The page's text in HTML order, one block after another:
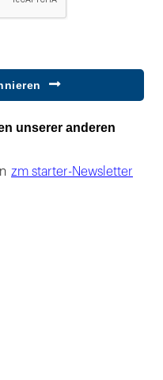
unserer anderen
zm starter-Newsletter